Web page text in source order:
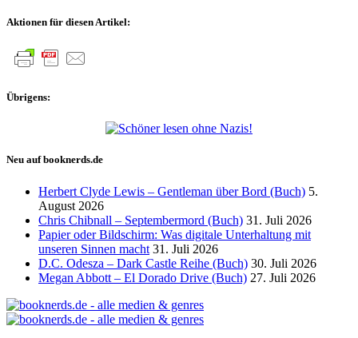
der
Aktionen für diesen Artikel:
Übrigens:
Neu auf booknerds.de
Herbert Clyde Lewis – Gentleman über Bord (Buch) 5.
August 2026
Chris Chibnall – Septembermord (Buch) 31. Juli 2026
Papier oder Bildschirm: Was digitale Unterhaltung mit
unseren Sinnen macht 31. Juli 2026
D.C. Odesza – Dark Castle Reihe (Buch) 30. Juli 2026
Megan Abbott – El Dorado Drive (Buch) 27. Juli 2026